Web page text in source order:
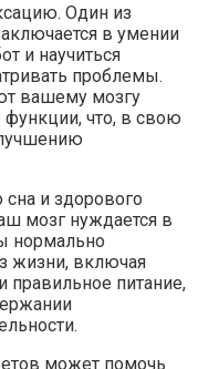
Один из
в умении
и научиться
проблемы.
вашему мозгу
функции, что, в свою
и здорового
мозг нуждается в
нормально
жизни, включая
правильное питание,
может помочь